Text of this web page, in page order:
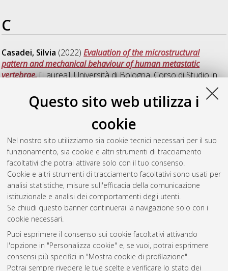
Questo sito web utilizza i
cookie
Nel nostro sito utilizziamo sia cookie tecnici necessari per il suo
funzionamento, sia cookie e altri strumenti di tracciamento
facoltativi che potrai attivare solo con il tuo consenso.
Cookie e altri strumenti di tracciamento facoltativi sono usati per
analisi statistiche, misure sull'efficacia della comunicazione
istituzionale e analisi dei comportamenti degli utenti.
Se chiudi questo banner continuerai la navigazione solo con i
cookie necessari.
Puoi esprimere il consenso sui cookie facoltativi attivando
l'opzione in "Personalizza cookie" e, se vuoi, potrai esprimere
consensi più specifici in "Mostra cookie di profilazione".
Potrai sempre rivedere le tue scelte e verificare lo stato dei
C
Casadei, Silvia (2022)Evaluation of the microstructural
pattern and mechanical behaviour of human metastatic
vertebrae.[Laurea], Università di Bologna, Corso di Studio in
Di Lorenzo, Alessandra(2022)Characterization of blastic
bone tissue through nanoindentation test. [Laurea], Università
di Bologna, Corso di Studio inIngegneria biomedica [L-
DM270] - Cesena
Questa lista e' stata generata ilFri Aug 7 16:03:04 2026 CEST
Atom
Rss 1.0